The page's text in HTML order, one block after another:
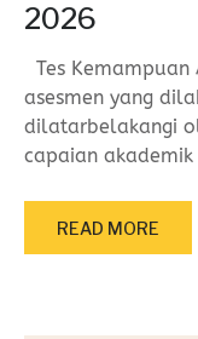
2026
Tes Kemampuan
asesmen yang
dilatarbelakangi
capaian
READ MORE